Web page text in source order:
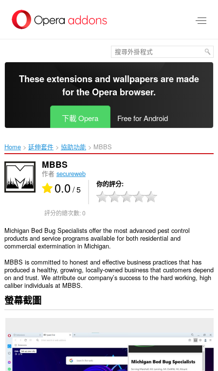
區
These extensions and wallpapers are made
for theOpera browser.
下載 Opera Free for Android
Home 延伸套件 協助功能 MBBS‎
MBBS
作者 secureweb
0.0/ 5 你的評分
評分的總次數:0
Michigan Bed Bug Specialists offer the most advanced pest control
products and service programs available for both residential and
commercial extermination in Michigan.
MBBS is committed to honest and effective business practices that has
produced a healthy, growing, locally-owned business that customers depend
on and trust. We attribute our company’s success to the hard working, high
caliber individuals at MBBS.
螢幕截圖